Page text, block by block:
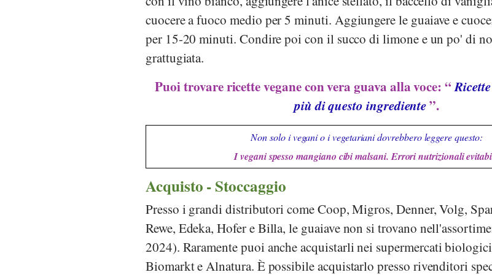
cuocere a fuoco medio per 5 minuti. Aggiungere le guaiave e
per 15-20 minuti. Condire poi con il succo di limone e un po' di
grattugiata.
Puoi trovare ricette vegane con vera guava alla voce: “
più di questo ingrediente”.
Non solo i vegani o i vegetariani dovrebbero leggere questo:
I vegani spesso mangiano cibi malsani. Errori nutrizionali
Acquisto - Stoccaggio
Presso i grandi distributori comeCoop,Migros, Denner,Volg,
Rewe, Edeka,HofereBilla, le guaiave non si trovano
2024). Raramente puoi anche acquistarli nei supermercati
Biomarkte Alnatura. È possibile acquistarlo presso rivenditori